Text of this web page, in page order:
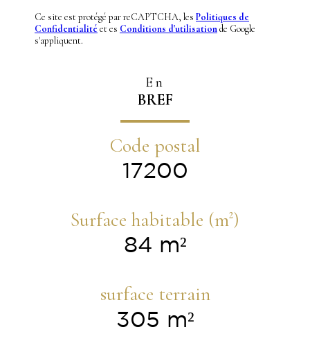
Ce site est protégé par reCAPTCHA, les Politiques de
Confidentialité et es Conditions d'utilisationde Google
s'appliquent.
En
BREF
Code postal
17200
Surface habitable (m²)
84 m²
surface terrain
305 m²